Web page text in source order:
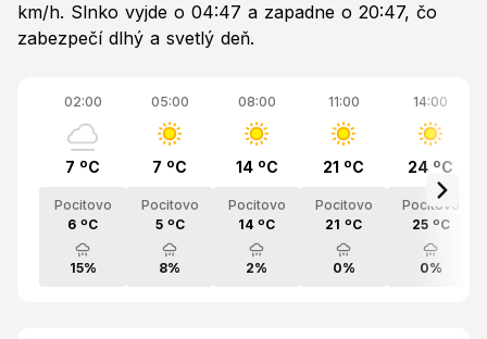
km/h. Slnko vyjde o 04:47 a zapadne o 20:47, čo
zabezpečí dlhý a svetlý deň.
02:00
7 ºC
Pocitovo
6 ºC
15%
05:00
7 ºC
Pocitovo
5 ºC
8%
08:00
14 ºC
Pocitovo
14 ºC
2%
11:00
21 ºC
Pocitovo
21 ºC
0%
14:00
24 ºC
Pocitovo
25 ºC
0%